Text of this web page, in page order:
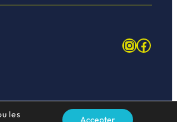
les
Accepter